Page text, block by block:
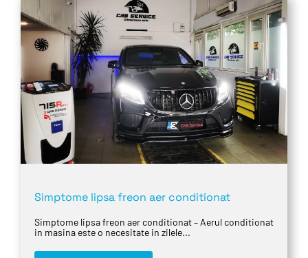
Simptome lipsa freon aer conditionat
Simptome lipsa freon aer conditionat – Aerul conditionat
in masina este o necesitate in zilele...